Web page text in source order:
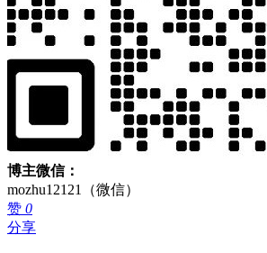
博主微信：
mozhu12121（微信）
赞 0
分享